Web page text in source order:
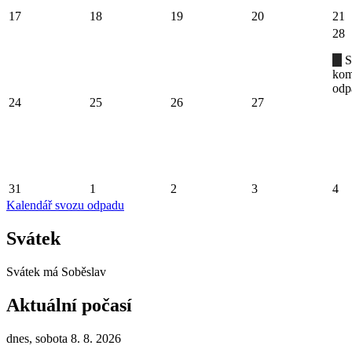
17 18 19 20 21
24 25 26 27
28
31 1 2 3
4
Kalendář svozu odpadu
Svátek
Svátek má Soběslav
Aktuální počasí
dnes, sobota 8. 8. 2026